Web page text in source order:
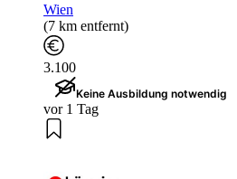
Wien
(7 km entfernt)
3.100
Keine Ausbildung notwendig
vor 1 Tag